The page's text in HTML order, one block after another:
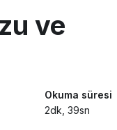
ve
Okuma süresi
2dk, 39sn